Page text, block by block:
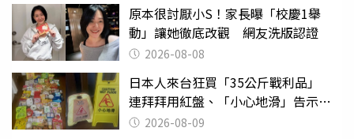
原本很討厭小S！家長曝「校慶1舉
動」讓她徹底改觀 網友洗版認證
2026-08-08
日本人來台狂買「35公斤戰利品」
連拜拜用紅盤、「小心地滑」告示牌
也帶回家
2026-08-09